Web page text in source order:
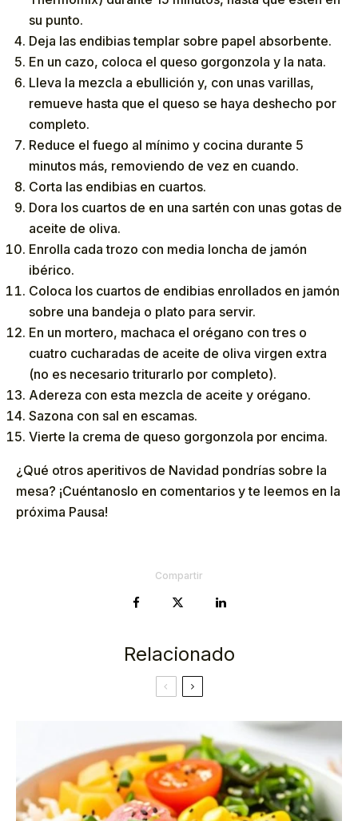
su punto.
Deja las endibias templar sobre papel absorbente.
En un cazo, coloca el queso gorgonzola y la nata.
Lleva la mezcla a ebullición y, con unas varillas,
remueve hasta que el queso se haya deshecho por
completo.
Reduce el fuego al mínimo y cocina durante 5
minutos más, removiendo de vez en cuando.
Corta las endibias en cuartos.
Dora los cuartos de en una sartén con unas gotas de
aceite de oliva.
Enrolla cada trozo con media loncha de jamón
ibérico.
Coloca los cuartos de endibias enrollados en jamón
sobre una bandeja o plato para servir.
En un mortero, machaca el orégano con tres o
cuatro cucharadas de aceite de oliva virgen extra
(no es necesario triturarlo por completo).
Adereza con esta mezcla de aceite y orégano.
Sazona con sal en escamas.
Vierte la crema de queso gorgonzola por encima.
¿Qué otros aperitivos de Navidad pondrías sobre la
mesa? ¡Cuéntanoslo en comentarios y te leemos en la
próxima Pausa!
Compartir
Relacionado